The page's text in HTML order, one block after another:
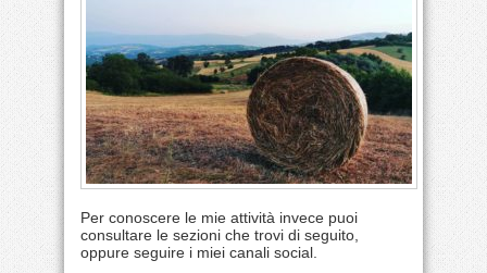
Per conoscere le mie attività invece puoi
consultare le sezioni che trovi di seguito,
oppure seguire i miei canali social.